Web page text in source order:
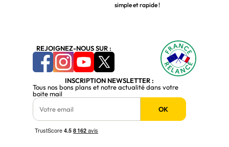
simple et rapide !
REJOIGNEZ-NOUS SUR :
INSCRIPTION NEWSLETTER :
Tous nos bons plans et notre actualité dans votre
boite mail
OK